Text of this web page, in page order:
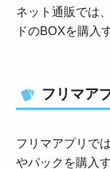
ネット通販では
ドのBOXを購入
フリマア
フリマアプリで
やパックを購入